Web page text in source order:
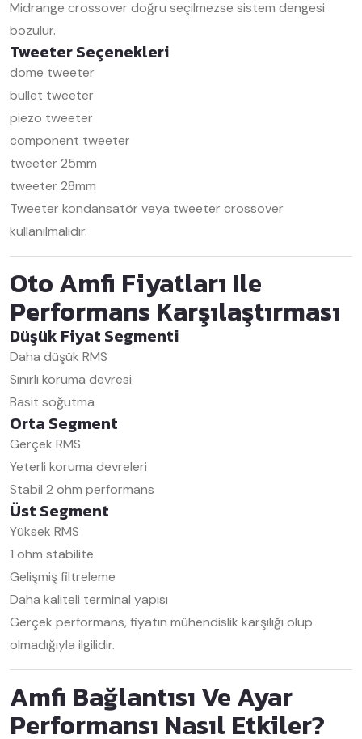
Midrange crossover doğru seçilmezse sistem dengesi
bozulur.
Tweeter Seçenekleri
dome tweeter
bullet tweeter
piezo tweeter
component tweeter
tweeter 25mm
tweeter 28mm
Tweeter kondansatör veya tweeter crossover
kullanılmalıdır.
Oto Amfi Fiyatları Ile
Performans Karşılaştırması
Düşük Fiyat Segmenti
Daha düşük RMS
Sınırlı koruma devresi
Basit soğutma
Orta Segment
Gerçek RMS
Yeterli koruma devreleri
Stabil 2 ohm performans
Üst Segment
Yüksek RMS
1 ohm stabilite
Gelişmiş filtreleme
Daha kaliteli terminal yapısı
Gerçek performans, fiyatın mühendislik karşılığı olup
olmadığıyla ilgilidir.
Amfi Bağlantısı Ve Ayar
Performansı Nasıl Etkiler?